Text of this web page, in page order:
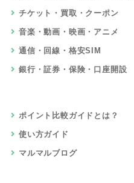
チケット・買取・クーポン
音楽・動画・映画・アニメ
通信・回線・格安SIM
銀行・証券・保険・口座開設
ポイント比較ガイドとは？
使い方ガイド
マルマルブログ